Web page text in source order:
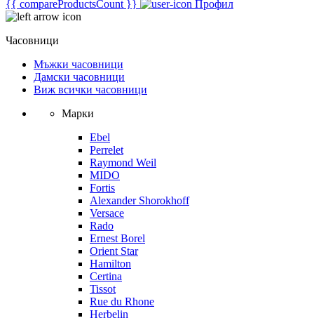
{{ compareProductsCount }}
Профил
Часовници
Мъжки часовници
Дамски часовници
Виж всички часовници
Марки
Ebel
Perrelet
Raymond Weil
MIDO
Fortis
Alexander Shorokhoff
Versace
Rado
Ernest Borel
Orient Star
Hamilton
Certina
Tissot
Rue du Rhone
Herbelin